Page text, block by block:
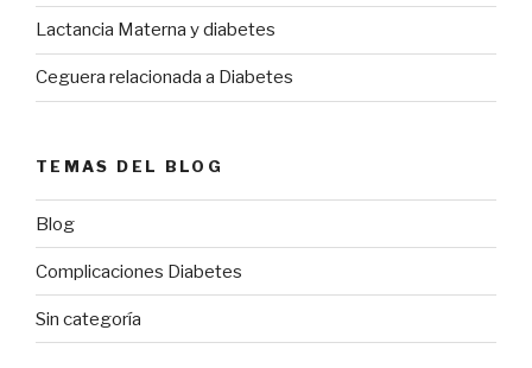
Lactancia Materna y diabetes
Ceguera relacionada a Diabetes
TEMAS DEL BLOG
Blog
Complicaciones Diabetes
Sin categoría